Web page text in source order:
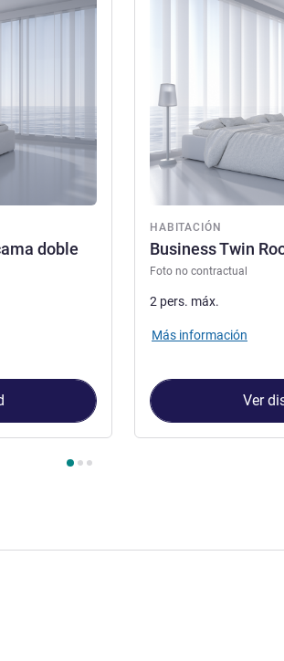
doble
HABITACIÓN
Business Twin
Foto no contractual
2 pers. máx.
Más información
Ver